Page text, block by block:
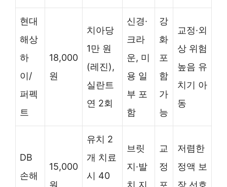
현대
해상
하
이/
퍼펙
트
18,000
원
치아당
1만 원
(레진),
실란트
연 2회
신경·
크라
운, 미
용 일
부 포
함
강
화
포
함
가
능
교정·외
상 위험
높음 유
치기 아
동
DB
손해
15,000
원
유치 2
개 치료
시 40
브릿
지·발
치 지
교
정
포
저렴한
정액 보
장 선호